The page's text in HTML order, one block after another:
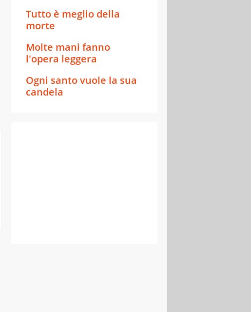
Tutto è meglio della
morte
Molte mani fanno
l'opera leggera
Ogni santo vuole la sua
candela